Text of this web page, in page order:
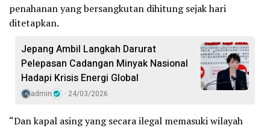
penahanan yang bersangkutan dihitung sejak hari
ditetapkan.
Jepang Ambil Langkah Darurat
Pelepasan Cadangan Minyak Nasional
Hadapi Krisis Energi Global
admin 24/03/2026
“Dan kapal asing yang secara ilegal memasuki wilayah